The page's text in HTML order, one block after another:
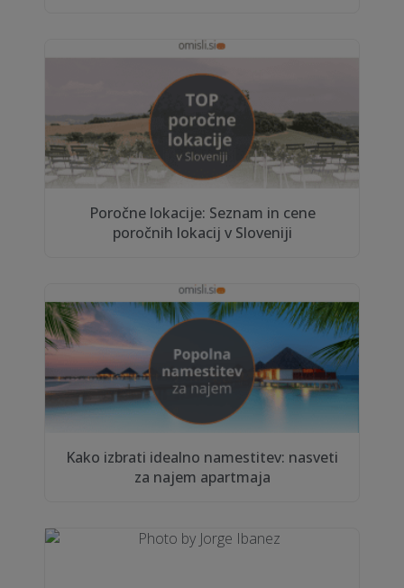
Poročne lokacije: Seznam in cene
poročnih lokacij v Sloveniji
Kako izbrati idealno namestitev: nasveti
za najem apartmaja